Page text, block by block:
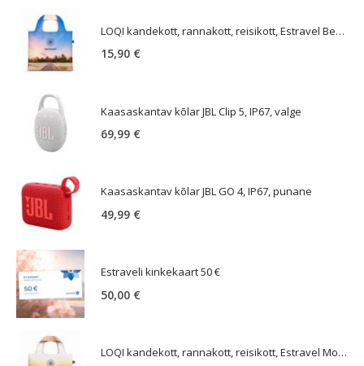
LOQI kandekott, rannakott, reisikott, Estravel Beach Bag
15,90 €
Kaasaskantav kõlar JBL Clip 5, IP67, valge
69,99 €
Kaasaskantav kõlar JBL GO 4, IP67, punane
49,99 €
Estraveli kinkekaart 50 €
50,00 €
LOQI kandekott, rannakott, reisikott, Estravel Mountain Bag